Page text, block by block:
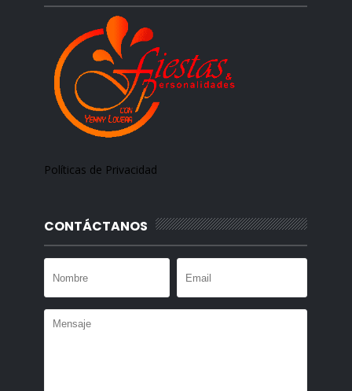
Políticas de Privacidad
CONTÁCTANOS